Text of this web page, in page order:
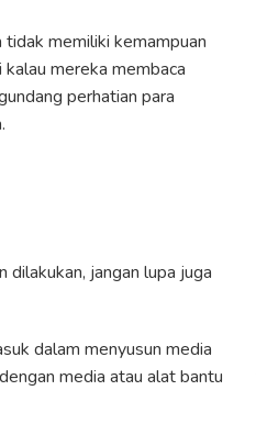
memiliki kemampuan
mereka membaca
perhatian para
dilakukan, jangan lupa juga
dalam menyusun media
media atau alat bantu